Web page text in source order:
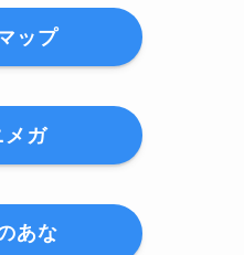
ップ
メガ
あな